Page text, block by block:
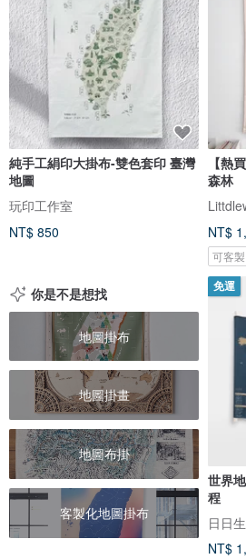
純手工絹印大掛布-雙色套印 臺灣
地圖
玩印工作室
NT$ 850
【熱
森林
NT$
可客製
你是不是想找
地圖掛布
地圖掛畫
地圖布掛
客製化地圖掛布
免運
世界
程
日日
NT$